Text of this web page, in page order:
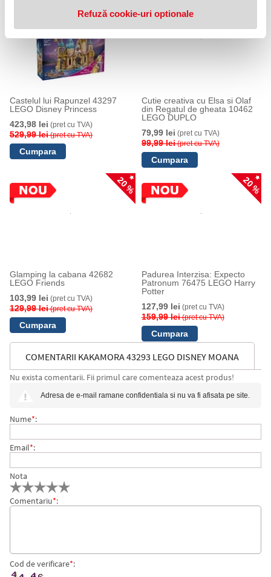
Refuză cookie-uri optionale
20 %
Castelul lui Rapunzel 43297
LEGO Disney Princess
423,98 lei (pret cu TVA)
529,99 lei(pret cu TVA)
Cutie creativa cu Elsa si Olaf
din Regatul de gheata 10462
LEGO DUPLO
79,99 lei (pret cu TVA)
99,99 lei(pret cu TVA)
20 %
Glamping la cabana 42682
LEGO Friends
103,99 lei (pret cu TVA)
129,99 lei(pret cu TVA)
20 %
Padurea Interzisa: Expecto
Patronum 76475 LEGO Harry
Potter
127,99 lei (pret cu TVA)
159,99 lei(pret cu TVA)
COMENTARII KAKAMORA 43293 LEGO DISNEY MOANA
Nu exista comentarii. Fii primul care comenteaza acest produs!
Adresa de e-mail ramane confidentiala si nu va fi afisata pe site.
Nume*:
Email*:
Nota
Comentariu*:
Cod de verificare*: